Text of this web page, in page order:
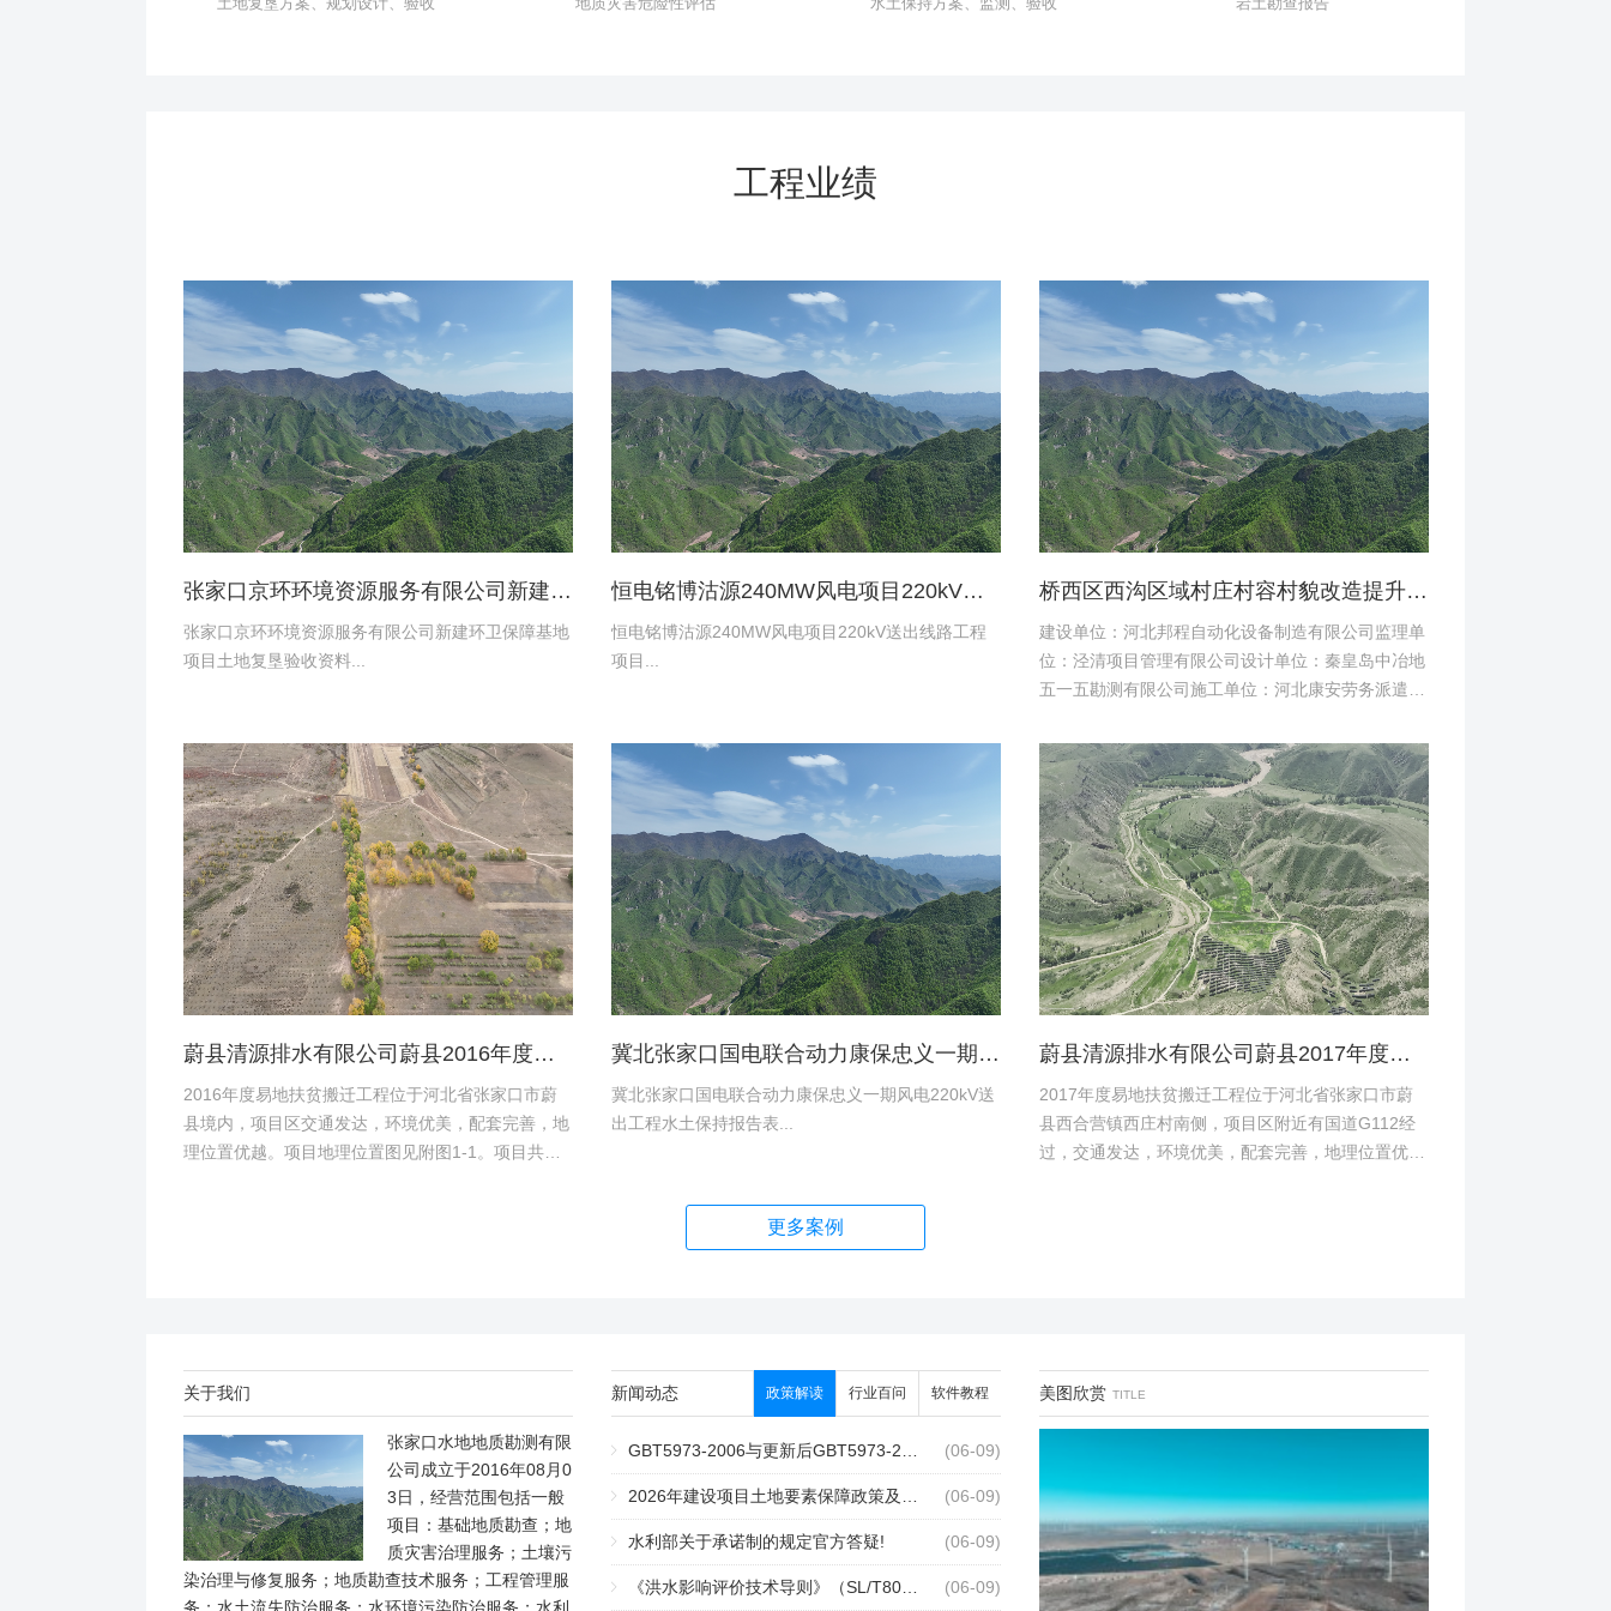
工程业绩
张家口京环环境资源服务有限公司新建环卫保障基地项目土地复垦验收资料
张家口京环环境资源服务有限公司新建环卫保障基地
项目土地复垦验收资料...
恒电铭博沽源240MW风电项目220kV送出线路工程项目土地复垦验收资料
恒电铭博沽源240MW风电项目220kV送出线路工程
项目...
桥西区西沟区域村庄村容村貌改造提升及基础设施建设项目堆料场土地复垦验收资料
建设单位：河北邦程自动化设备制造有限公司监理单
位：泾清项目管理有限公司设计单位：秦皇岛中冶地
五一五勘测有限公司施工单位：河北康安劳务派遣有
设施建设项目堆料...
蔚县清源排水有限公司蔚县2016年度易地扶贫搬迁工程水土保持方案
2016年度易地扶贫搬迁工程位于河北省张家口市蔚
县境内，项目区交通发达，环境优美，配套完善，地
理位置优越。项目地理位置图见附图1-1。项目共建1
冀北张家口国电联合动力康保忠义一期风电220kV送出工程水土保持报告表
冀北张家口国电联合动力康保忠义一期风电220kV送
出工程水土保持报告表...
蔚县清源排水有限公司蔚县2017年度易地扶贫搬迁工程（一期）水土保持方案
2017年度易地扶贫搬迁工程位于河北省张家口市蔚
县西合营镇西庄村南侧，项目区附近有国道G112经
过，交通发达，环境优美，配套完善，地理位置优
更多案例
关于我们
张家口水地地质勘测有限
公司成立于2016年08月0
3日，经营范围包括一般
项目：基础地质勘查；地
质灾害治理服务；土壤污
染治理与修复服务；地质勘查技术服务；工程管理服
新闻动态 政策解读 行业百问 软件教程
2个月前
(06-09)
2个月前
(06-09)
2个月前
(06-09)
水利部关于承诺制的规定官方答疑!
2个月前
(06-09)
《洪水影响评价技术导则》（SL/T808-2025）核心解读
美图欣赏 TITLE